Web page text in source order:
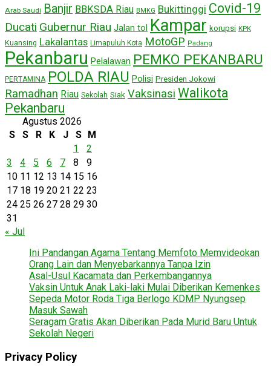
Arab Saudi Banjir BBKSDA Riau BMKG Bukittinggi Covid-19
Ducati Gubernur Riau Jalan tol Kampar korupsi KPK
Kuansing Lakalantas Limapuluh Kota MotoGP Padang
Pekanbaru Pelalawan PEMKO PEKANBARU
PERTAMINA POLDA RIAU Polisi Presiden Jokowi
Ramadhan Riau Sekolah Siak Vaksinasi Walikota
Pekanbaru
Agustus 2026
S
S R K J S
M
1
2
3
4 5 6 7 8
9
10 11 12 13 14 15 16
17 18 19 20 21 22 23
24 25 26 27 28 29 30
31
« Jul
Ini Pandangan Agama Tentang Memfoto Memvideokan
Orang Lain dan Menyebarkannya Tanpa Izin
Asal-Usul Kacamata dan Perkembangannya
Vaksin Untuk Anak Laki-laki Mulai Diberikan Kemenkes
Sepeda Motor Roda Tiga Berlogo KDMP Nyungsep
Masuk Sawah
Seragam Gratis Akan Diberikan Pada Murid Baru Untuk
Sekolah Negeri
Privacy Policy